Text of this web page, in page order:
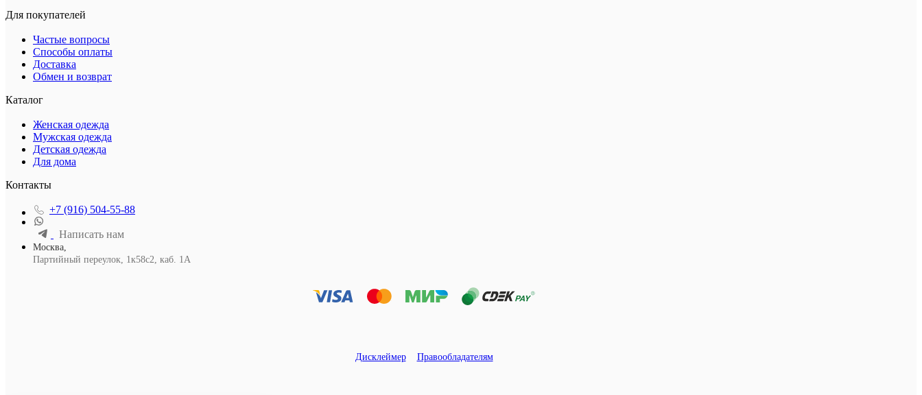
Для покупателей
Частые вопросы
Способы оплаты
Доставка
Обмен и возврат
Каталог
Женская одежда
Мужская одежда
Детская одежда
Для дома
Контакты
+7 (916) 504-55-88
Написать нам
Москва,
Партийный переулок, 1к58с2, каб. 1А
Дисклеймер Правообладателям